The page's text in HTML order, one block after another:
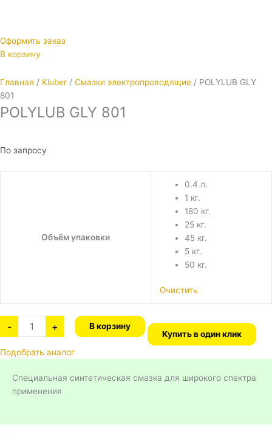
Оформить заказ
В корзину
Главная / Kluber / Смазки электропроводящие / POLYLUB GLY
801
POLYLUB GLY 801
По запросу
Объём упаковки
0.4 л.
1 кг.
180 кг.
25 кг.
45 кг.
5 кг.
50 кг.
Очистить
- +
В корзину
Купить в один клик
Подобрать аналог
Специальная синтетическая смазка для широкого спектра
применения